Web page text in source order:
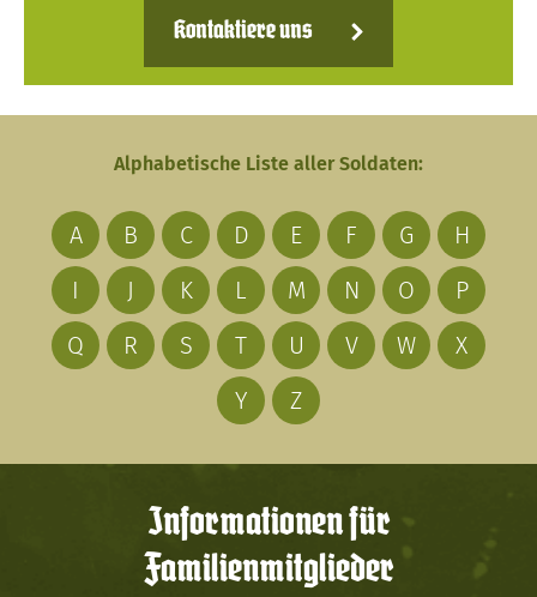
Kontaktiere uns
Alphabetische Liste aller Soldaten:
A B C D E F G
H
I
J K L M N O
P
Q
R S T U V W
X
Y
Z
Informationen für
Familienmitglieder